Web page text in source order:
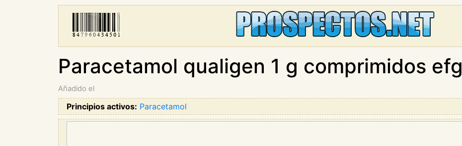
Paracetamol qualigen 1 g comprimidos efg
Añadido el
Principios activos: Paracetamol